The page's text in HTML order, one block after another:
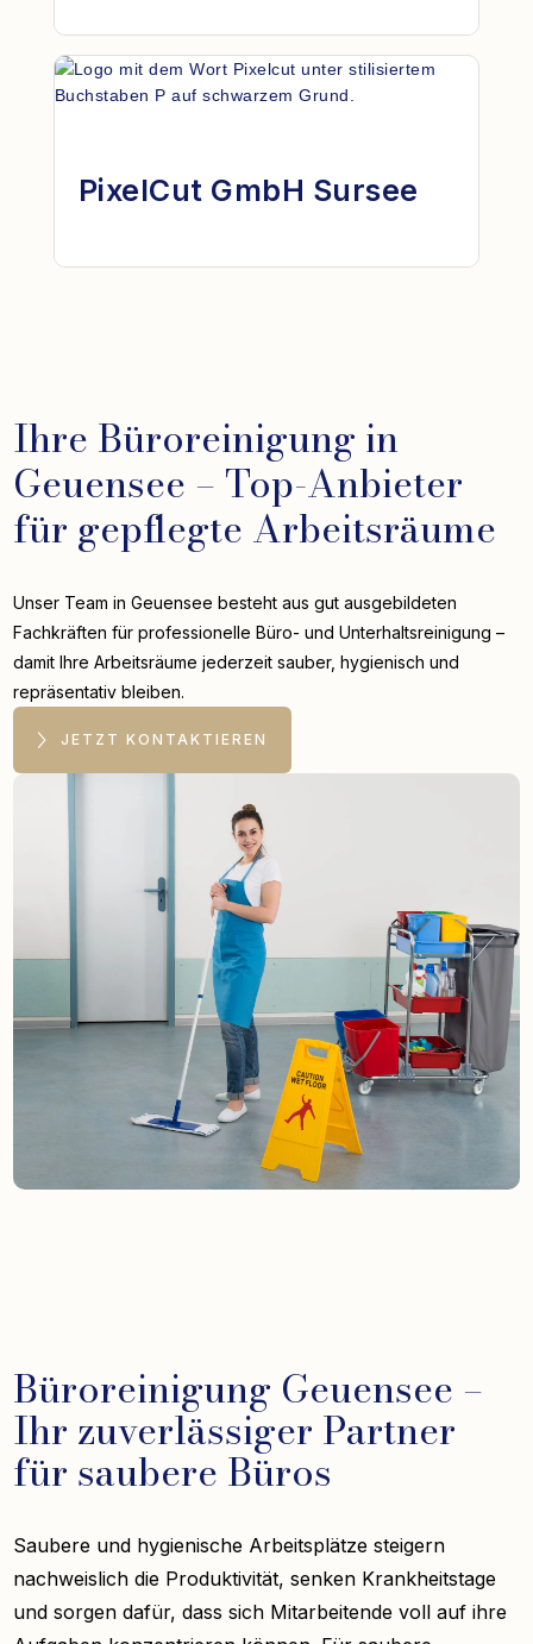
PixelCut GmbH Sursee
Ihre Büroreinigung in
Geuensee – Top-Anbieter
für gepflegte Arbeitsräume
Unser Team in Geuensee besteht aus gut ausgebildeten
Fachkräften für professionelle Büro- und Unterhaltsreinigung –
damit Ihre Arbeitsräume jederzeit sauber, hygienisch und
repräsentativ bleiben.
JETZT KONTAKTIEREN
Büroreinigung Geuensee –
Ihr zuverlässiger Partner
für saubere Büros
Saubere und hygienische Arbeitsplätze steigern
nachweislich die Produktivität, senken Krankheitstage
und sorgen dafür, dass sich Mitarbeitende voll auf ihre